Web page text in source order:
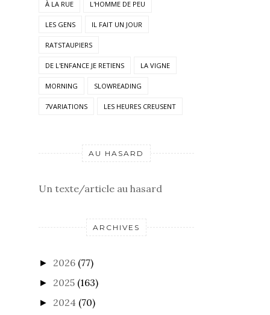
À LA RUE L'HOMME DE PEU
LES GENS IL FAIT UN JOUR
RATSTAUPIERS
DE L'ENFANCE JE RETIENS LA VIGNE
MORNING SLOWREADING
7VARIATIONS LES HEURES CREUSENT
AU HASARD
Un texte/article au hasard
ARCHIVES
► 2026 (77)
► 2025 (163)
► 2024 (70)